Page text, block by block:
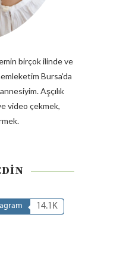
birçok ilinde ve
Bursa’da
Aşçılık
video çekmek,
14.1K